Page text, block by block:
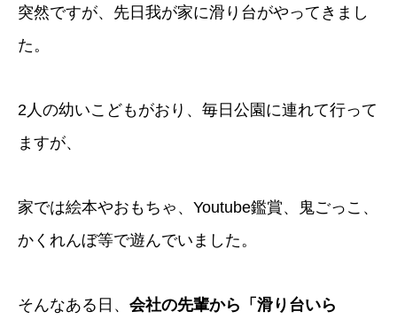
突然ですが、先日我が家に滑り台がやってきまし
た。
2人の幼いこどもがおり、毎日公園に連れて行って
ますが、
家では絵本やおもちゃ、Youtube鑑賞、鬼ごっこ、
かくれんぼ等で遊んでいました。
そんなある日、 会社の先輩から「滑り台いら